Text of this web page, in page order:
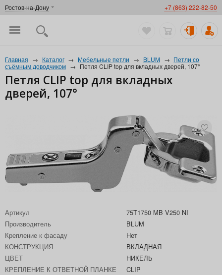
Ростов-на-Дону +7 (863) 222-82-50
Главная → Каталог → Мебельные петли → BLUM → Петли со
съёмным доводчиком → Петля CLIP top для вкладных дверей, 107°
Петля CLIP top для вкладных
дверей, 107°
Артикул
75T1750 MB V250 NI
Производитель
BLUM
Крепление к фасаду
Нет
КОНСТРУКЦИЯ
ВКЛАДНАЯ
ЦВЕТ
НИКЕЛЬ
КРЕПЛЕНИЕ К ОТВЕТНОЙ ПЛАНКЕ
CLIP